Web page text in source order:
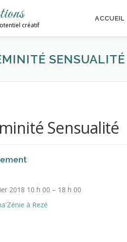
créatif
ACCUEIL
SENSUALITÉ
Sensualité
2018 10 h 00 – 18 h 00
à Rezé